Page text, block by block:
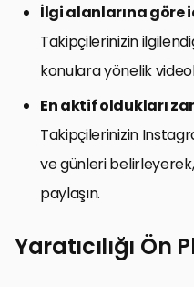
İlgi alanlarına göre
Takipçilerinizin
konulara yönelik
En aktif oldukları
Takipçilerinizin
ve günleri
paylaşın.
Yaratıcılığı Ön